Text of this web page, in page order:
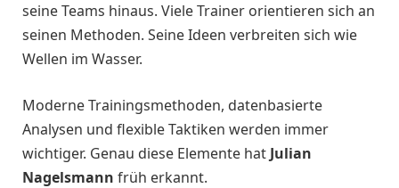
seine Teams hinaus. Viele Trainer orientieren sich an
seinen Methoden. Seine Ideen verbreiten sich wie
Wellen im Wasser.
Moderne Trainingsmethoden, datenbasierte
Analysen und flexible Taktiken werden immer
wichtiger. Genau diese Elemente hat Julian
Nagelsmann früh erkannt.